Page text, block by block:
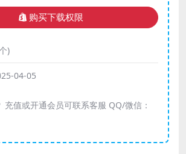
购买下载权限
)
04-05
充值或开通会员可联系客服 QQ/微信：